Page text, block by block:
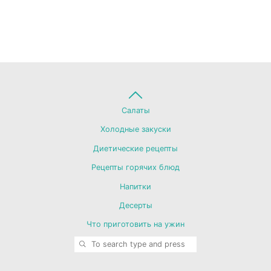
Салаты
Холодные закуски
Диетические рецепты
Рецепты горячих блюд
Напитки
Десерты
Что приготовить на ужин
SEARCH
Back
to
Top